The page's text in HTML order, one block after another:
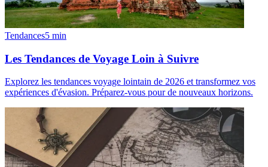
Tendances5 min
Les Tendances de Voyage Loin à Suivre
Explorez les tendances voyage lointain de 2026 et transformez vos
expériences d'évasion. Préparez-vous pour de nouveaux horizons.